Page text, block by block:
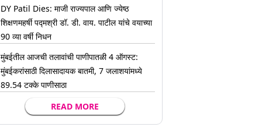
DY Patil Dies: माजी राज्यपाल आणि ज्येष्ठ
शिक्षणमहर्षी पद्मश्री डॉ. डी. वाय. पाटील यांचे वयाच्या
90 व्या वर्षी निधन
मुंबईतील आजची तलावांची पाणीपातळी 4 ऑगस्ट:
मुंबईकरांसाठी दिलासादायक बातमी, 7 जलाशयांमध्ये
89.54 टक्के पाणीसाठा
READ MORE